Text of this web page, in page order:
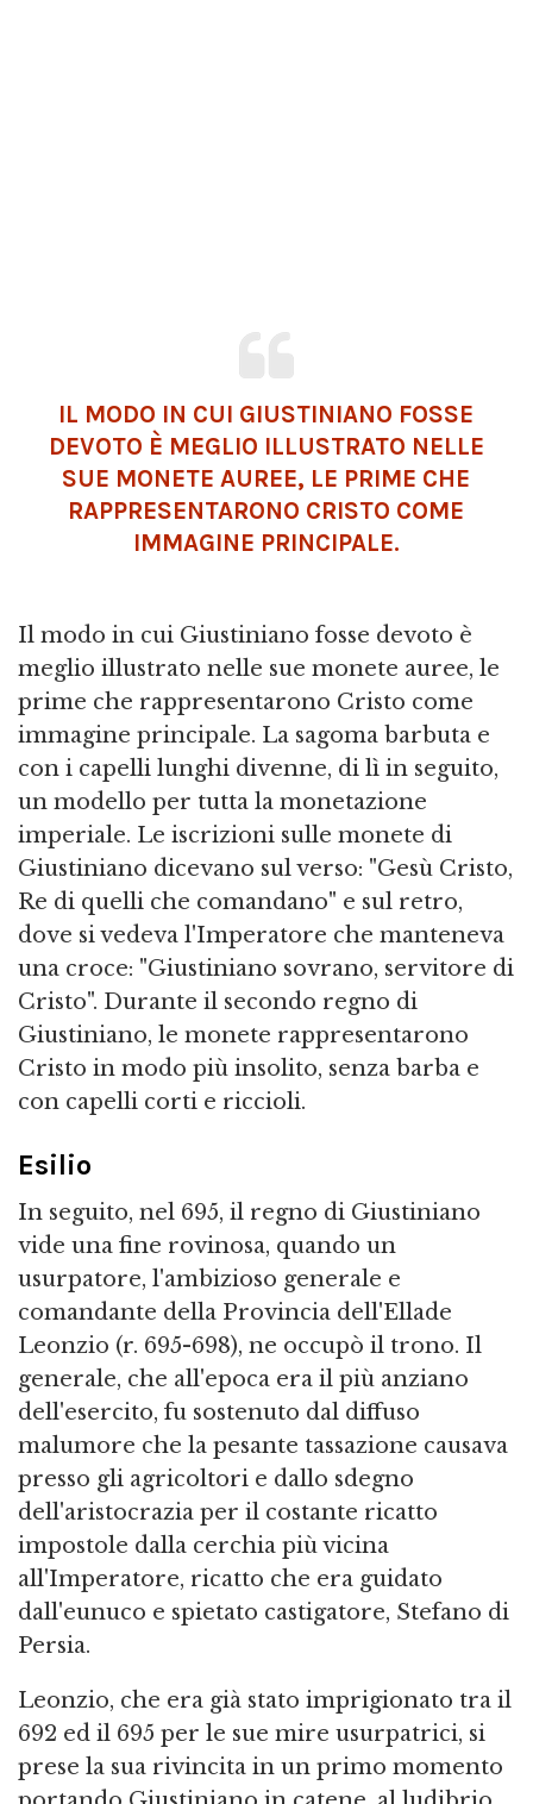
IL MODO IN CUI GIUSTINIANO FOSSE
DEVOTO È MEGLIO ILLUSTRATO NELLE
SUE MONETE AUREE, LE PRIME CHE
RAPPRESENTARONO CRISTO COME
IMMAGINE PRINCIPALE.
Il modo in cui Giustiniano fosse devoto è
meglio illustrato nelle sue monete auree, le
prime che rappresentarono Cristo come
immagine principale. La sagoma barbuta e
con i capelli lunghi divenne, di lì in seguito,
un modello per tutta la monetazione
imperiale. Le iscrizioni sulle monete di
Giustiniano dicevano sul verso: "Gesù Cristo,
Re di quelli che comandano" e sul retro,
dove si vedeva l'Imperatore che manteneva
una croce: "Giustiniano sovrano, servitore di
Cristo". Durante il secondo regno di
Giustiniano, le monete rappresentarono
Cristo in modo più insolito, senza barba e
con capelli corti e riccioli.
Esilio
In seguito, nel 695, il regno di Giustiniano
vide una fine rovinosa, quando un
usurpatore, l'ambizioso generale e
comandante della Provincia dell'Ellade
Leonzio (r. 695-698), ne occupò il trono. Il
generale, che all'epoca era il più anziano
dell'esercito, fu sostenuto dal diffuso
malumore che la pesante tassazione causava
presso gli agricoltori e dallo sdegno
dell'aristocrazia per il costante ricatto
impostole dalla cerchia più vicina
all'Imperatore, ricatto che era guidato
dall'eunuco e spietato castigatore, Stefano di
Persia.
Leonzio, che era già stato imprigionato tra il
692 ed il 695 per le sue mire usurpatrici, si
prese la sua rivincita in un primo momento